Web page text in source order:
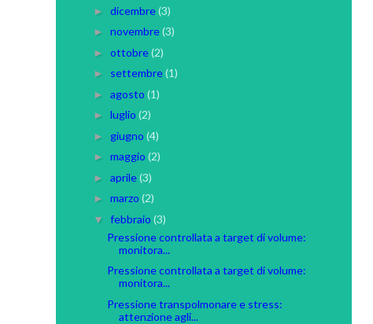
► dicembre(3)
► novembre(3)
► ottobre(2)
► settembre(1)
► agosto (1)
► luglio (2)
► giugno (4)
► maggio (2)
► aprile(3)
► marzo (2)
▼ febbraio (3)
Pressione controllata a target di volume:
monitora...
Pressione controllata a target di volume:
monitora...
Pressione transpolmonare e stress:
attenzione agli...